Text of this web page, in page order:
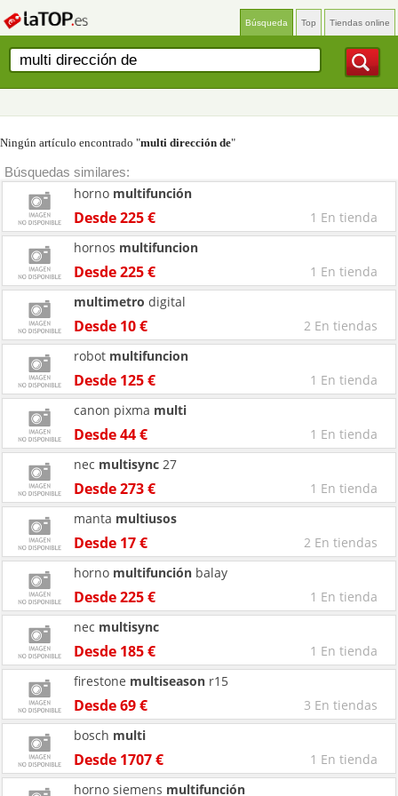
Búsqueda Top Tiendas online
Ningún artículo encontrado "multi dirección de"
Búsquedas similares:
Desde 225 € 1 En tienda
horno multifunción
Desde 225 € 1 En tienda
hornos multifuncion
Desde 10 € 2 En tiendas
multimetro digital
Desde 125 € 1 En tienda
robot multifuncion
Desde 44 € 1 En tienda
canon pixma multi
Desde 273 € 1 En tienda
nec multisync 27
Desde 17 € 2 En tiendas
manta multiusos
Desde 225 € 1 En tienda
horno multifunción balay
Desde 185 € 1 En tienda
nec multisync
Desde 69 € 3 En tiendas
firestone multiseason r15
Desde 1707 € 1 En tienda
bosch multi
horno siemens multifunción